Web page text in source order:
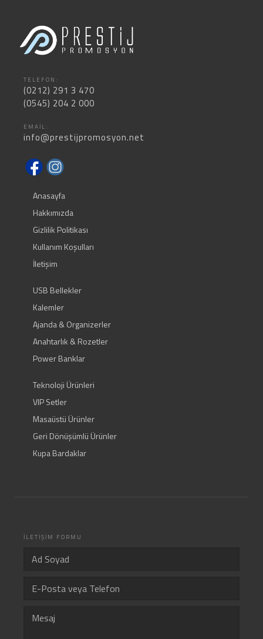
TELEFON:
(0212) 291 3 470
(0545) 204 2 000
EMAIL:
info@prestijpromosyon.net
Anasayfa
Hakkımızda
Gizlilik Politikası
Kullanım Koşulları
İletişim
USB Bellekler
Kalemler
Ajanda & Organizerler
Anahtarlık & Rozetler
Power Banklar
Teknoloji Ürünleri
VIP Setler
Masaüstü Ürünler
Geri Dönüşümlü Ürünler
Kupa Bardaklar
İLETİŞİM FORMU